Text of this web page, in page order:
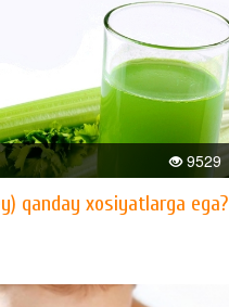
9529
qanday xosiyatlarga ega?